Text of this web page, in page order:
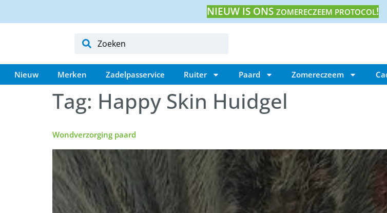
NIEUW IS ONS ZOMERECZEEM PROTOCOL!
Nieuw Merken Zadelpasservice Ruiter Paard Zomereczeem
Tag: Happy Skin Huidgel
Wondverzorging paard